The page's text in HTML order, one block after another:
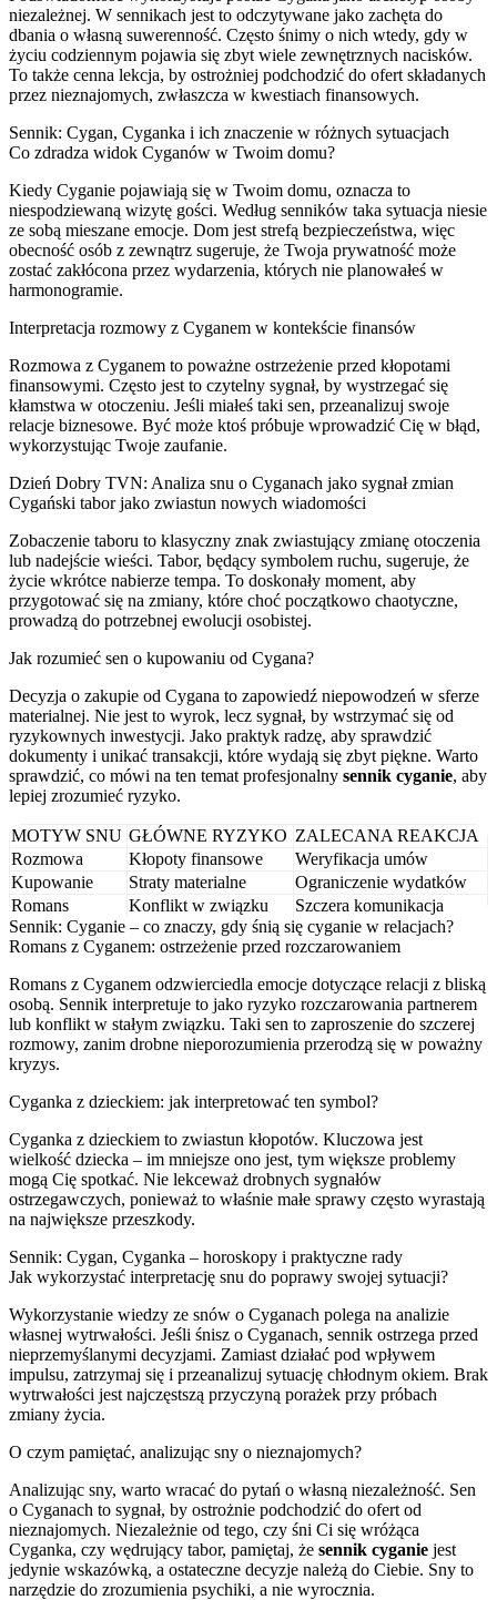
niezależnej. W sennikach jest to odczytywane jako zachęta do
dbania o własną suwerenność. Często śnimy o nich wtedy, gdy w
życiu codziennym pojawia się zbyt wiele zewnętrznych nacisków.
To także cenna lekcja, by ostrożniej podchodzić do ofert składanych
przez nieznajomych, zwłaszcza w kwestiach finansowych.
Sennik: Cygan, Cyganka i ich znaczenie w różnych sytuacjach
Co zdradza widok Cyganów w Twoim domu?
Kiedy Cyganie pojawiają się w Twoim domu, oznacza to
niespodziewaną wizytę gości. Według senników taka sytuacja niesie
ze sobą mieszane emocje. Dom jest strefą bezpieczeństwa, więc
obecność osób z zewnątrz sugeruje, że Twoja prywatność może
zostać zakłócona przez wydarzenia, których nie planowałeś w
harmonogramie.
Interpretacja rozmowy z Cyganem w kontekście finansów
Rozmowa z Cyganem to poważne ostrzeżenie przed kłopotami
finansowymi. Często jest to czytelny sygnał, by wystrzegać się
kłamstwa w otoczeniu. Jeśli miałeś taki sen, przeanalizuj swoje
relacje biznesowe. Być może ktoś próbuje wprowadzić Cię w błąd,
wykorzystując Twoje zaufanie.
Dzień Dobry TVN: Analiza snu o Cyganach jako sygnał zmian
Cygański tabor jako zwiastun nowych wiadomości
Zobaczenie taboru to klasyczny znak zwiastujący zmianę otoczenia
lub nadejście wieści. Tabor, będący symbolem ruchu, sugeruje, że
życie wkrótce nabierze tempa. To doskonały moment, aby
przygotować się na zmiany, które choć początkowo chaotyczne,
prowadzą do potrzebnej ewolucji osobistej.
Jak rozumieć sen o kupowaniu od Cygana?
Decyzja o zakupie od Cygana to zapowiedź niepowodzeń w sferze
materialnej. Nie jest to wyrok, lecz sygnał, by wstrzymać się od
ryzykownych inwestycji. Jako praktyk radzę, aby sprawdzić
dokumenty i unikać transakcji, które wydają się zbyt piękne. Warto
sprawdzić, co mówi na ten temat profesjonalny sennik cyganie, aby
lepiej zrozumieć ryzyko.
MOTYW SNU GŁÓWNE RYZYKO ZALECANA REAKCJA
Rozmowa
Kłopoty finansowe
Weryfikacja umów
Kupowanie
Straty materialne
Ograniczenie wydatków
Romans
Konflikt w związku
Szczera komunikacja
Sennik: Cyganie – co znaczy, gdy śnią się cyganie w relacjach?
Romans z Cyganem: ostrzeżenie przed rozczarowaniem
Romans z Cyganem odzwierciedla emocje dotyczące relacji z bliską
osobą. Sennik interpretuje to jako ryzyko rozczarowania partnerem
lub konflikt w stałym związku. Taki sen to zaproszenie do szczerej
rozmowy, zanim drobne nieporozumienia przerodzą się w poważny
kryzys.
Cyganka z dzieckiem: jak interpretować ten symbol?
Cyganka z dzieckiem to zwiastun kłopotów. Kluczowa jest
wielkość dziecka – im mniejsze ono jest, tym większe problemy
mogą Cię spotkać. Nie lekceważ drobnych sygnałów
ostrzegawczych, ponieważ to właśnie małe sprawy często wyrastają
na największe przeszkody.
Sennik: Cygan, Cyganka – horoskopy i praktyczne rady
Jak wykorzystać interpretację snu do poprawy swojej sytuacji?
Wykorzystanie wiedzy ze snów o Cyganach polega na analizie
własnej wytrwałości. Jeśli śnisz o Cyganach, sennik ostrzega przed
nieprzemyślanymi decyzjami. Zamiast działać pod wpływem
impulsu, zatrzymaj się i przeanalizuj sytuację chłodnym okiem. Brak
wytrwałości jest najczęstszą przyczyną porażek przy próbach
zmiany życia.
O czym pamiętać, analizując sny o nieznajomych?
Analizując sny, warto wracać do pytań o własną niezależność. Sen
o Cyganach to sygnał, by ostrożnie podchodzić do ofert od
nieznajomych. Niezależnie od tego, czy śni Ci się wróżąca
Cyganka, czy wędrujący tabor, pamiętaj, że sennik cyganie jest
jedynie wskazówką, a ostateczne decyzje należą do Ciebie. Sny to
narzędzie do zrozumienia psychiki, a nie wyrocznia.